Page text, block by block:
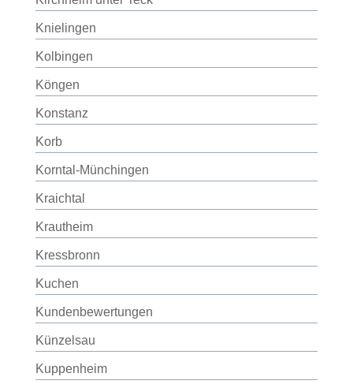
Knielingen
Kolbingen
Köngen
Konstanz
Korb
Korntal-Münchingen
Kraichtal
Krautheim
Kressbronn
Kuchen
Kundenbewertungen
Künzelsau
Kuppenheim